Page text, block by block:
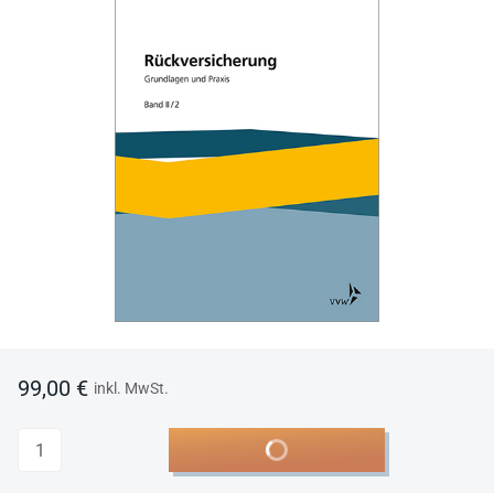
99,00 € inkl. MwSt.
Anzahl In den Warenkorb